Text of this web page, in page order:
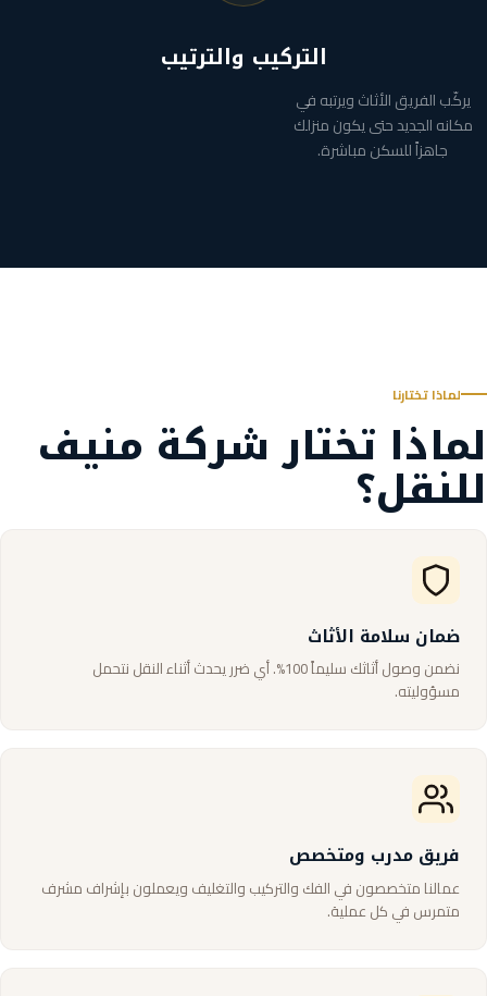
التركيب والترتيب
يركّب الفريق الأثاث ويرتبه في
مكانه الجديد حتى يكون منزلك
جاهزاً للسكن مباشرة.
لماذا تختارنا
لماذا تختار شركة منيف
للنقل؟
ضمان سلامة الأثاث
نضمن وصول أثاثك سليماً 100%. أي ضرر يحدث أثناء النقل نتحمل
مسؤوليته.
فريق مدرب ومتخصص
عمالنا متخصصون في الفك والتركيب والتغليف ويعملون بإشراف مشرف
متمرس في كل عملية.